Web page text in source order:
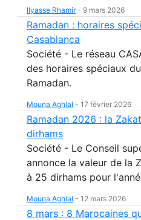
Ilyasse Rhamir- 9 mars 2026
Ramadan : horaires
Casablanca
Société - Le réseau
des horaires spéciaux
Ramadan.
Mouna Aghlal - 17 février 2026
Ramadan 2026 : la
dirhams
Société - Le Conseil
annonce la valeur de la
à 25 dirhams pour
Mouna Aghlal - 12 mars 2026
8 mars : 8 Marocaines